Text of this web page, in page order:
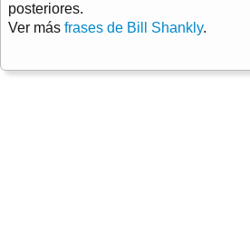
posteriores.
Ver más frases de Bill Shankly.